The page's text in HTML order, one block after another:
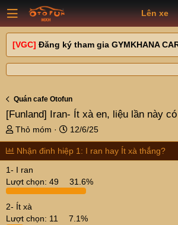
Lên xe
[VGC] Đăng ký tham gia GYMKHANA
Quán cafe Otofun
[Funland] Iran- Ít xà en, liệu lần này
T
h
e
a
d
s
t
a
Thỏ móm
N
g
à
y
ử
i
12/6/25
Nhận đinh hiệp 1: I ran hay Ít xà thắng?
1- I ran
Lượt chọn: 49 31.6%
2- Ít xà
Lượt chọn: 11 7.1%